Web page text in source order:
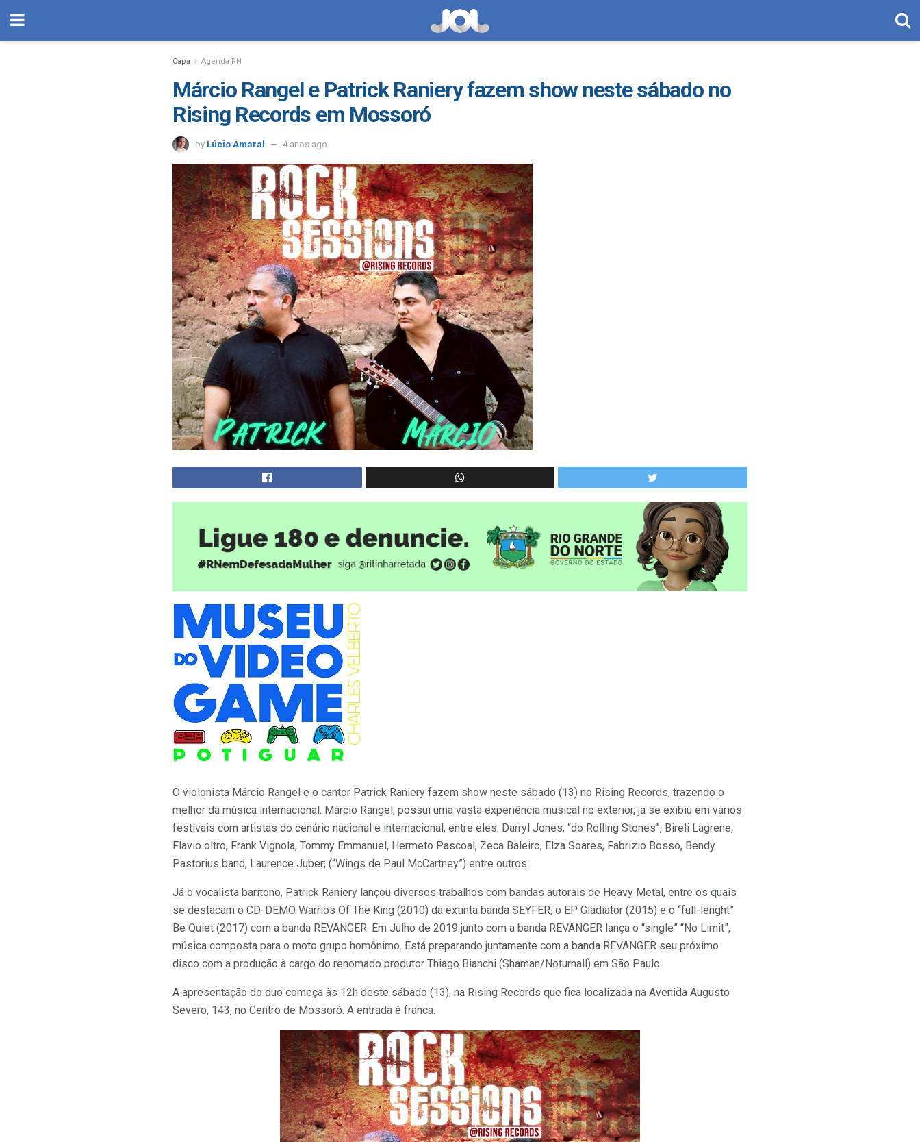
Capa Agenda RN
Márcio Rangel e Patrick Raniery fazem show neste sábado no
Rising Records em Mossoró
by Lúcio Amaral 4 anos ago
O violonista Márcio Rangel e o cantor Patrick Raniery fazem show neste sábado (13) no Rising Records, trazendo o
melhor da música internacional. Márcio Rangel, possui uma vasta experiência musical no exterior, já se exibiu em vários
festivais com artistas do cenário nacional e internacional, entre eles: Darryl Jones; “do Rolling Stones”, Bireli Lagrene,
Flavio oltro, Frank Vignola, Tommy Emmanuel, Hermeto Pascoal, Zeca Baleiro, Elza Soares, Fabrizio Bosso, Bendy
Pastorius band, Laurence Juber; (“Wings de Paul McCartney”) entre outros .
Já o vocalista barítono, Patrick Raniery lançou diversos trabalhos com bandas autorais de Heavy Metal, entre os quais
se destacam o CD-DEMO Warrios Of The King (2010) da extinta banda SEYFER, o EP Gladiator (2015) e o “full-lenght”
Be Quiet (2017) com a banda REVANGER. Em Julho de 2019 junto com a banda REVANGER lança o “single” “No Limit”,
música composta para o moto grupo homônimo. Está preparando juntamente com a banda REVANGER seu próximo
disco com a produção à cargo do renomado produtor Thiago Bianchi (Shaman/Noturnall) em São Paulo.
A apresentação do duo começa às 12h deste sábado (13), na Rising Records que fica localizada na Avenida Augusto
Severo, 143, no Centro de Mossoró. A entrada é franca.